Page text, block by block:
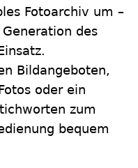
Fotoarchiv um –
des
Bildangeboten,
oder ein
zum
bequem